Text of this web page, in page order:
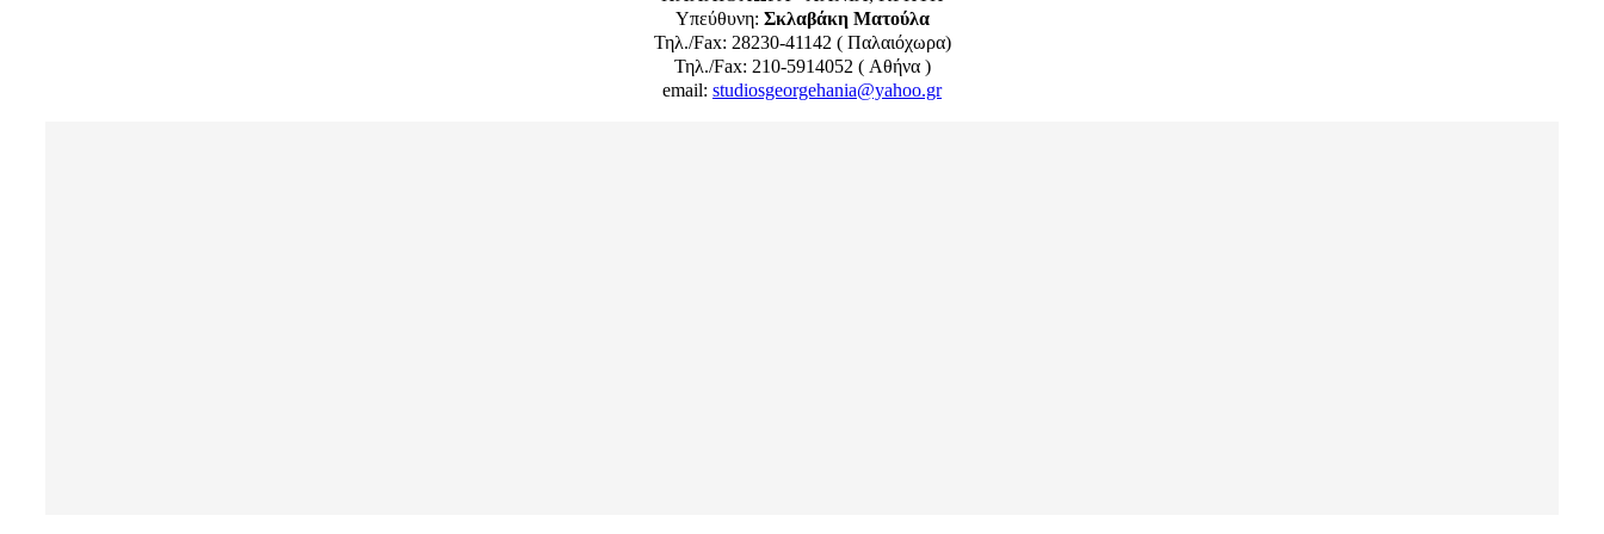
Υπεύθυνη: Σκλαβάκη Ματούλα
Τηλ./Fax: 28230-41142 ( Παλαιόχωρα)
Τηλ./Fax: 210-5914052 ( Αθήνα )
email: studiosgeorgehania@yahoo.gr